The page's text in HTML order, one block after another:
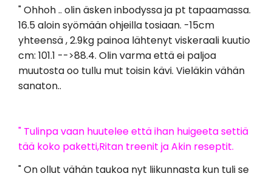
" Ohhoh .. olin äsken inbodyssa ja pt tapaamassa.
16.5 aloin syömään ohjeilla tosiaan. -15cm
yhteensä , 2.9kg painoa lähtenyt viskeraali kuutio
cm: 101.1 -->88.4. Olin varma että ei paljoa
muutosta oo tullu mut toisin kävi. Vieläkin vähän
sanaton..
" Tulinpa vaan huutelee että ihan huigeeta settiä
tää koko paketti,Ritan treenit ja Akin reseptit.
" On ollut vähän taukoa nyt liikunnasta kun tuli se